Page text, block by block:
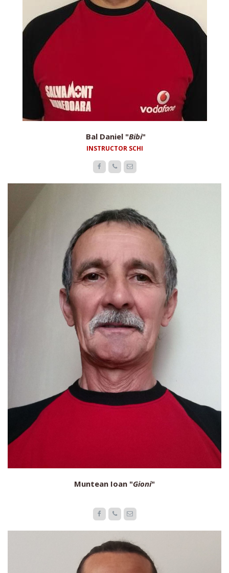
Bal Daniel "Bibi"
INSTRUCTOR SCHI
  
Muntean Ioan "Gioni"
  